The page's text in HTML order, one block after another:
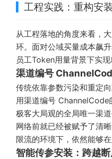
工程实践：重构安
从工程落地的角度来看，
环。面对公域买量成本飙
员工Token用量背景下实
渠道编号
传统依靠参数污染和重定
用渠道编号 ChannelCode
极客大局观的全局唯一渠
网络前就已经被赋予了清
限流的环境下，依然能够
智能传参安装：跨越